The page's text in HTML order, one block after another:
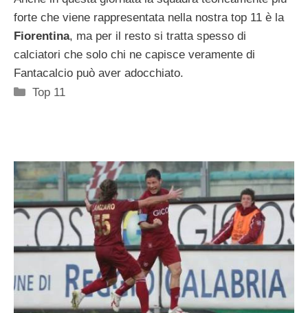
forte che viene rappresentata nella nostra top 11 è la
Fiorentina, ma per il resto si tratta spesso di
calciatori che solo chi ne capisce veramente di
Fantacalcio può aver adocchiato.
Categorie
Top 11